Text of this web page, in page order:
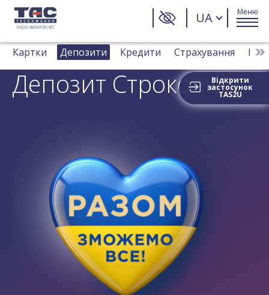
UA Меню
Відкрити
застосунок
TAS2U
Картки Депозити Кредити Страхування
Депозит Строковий